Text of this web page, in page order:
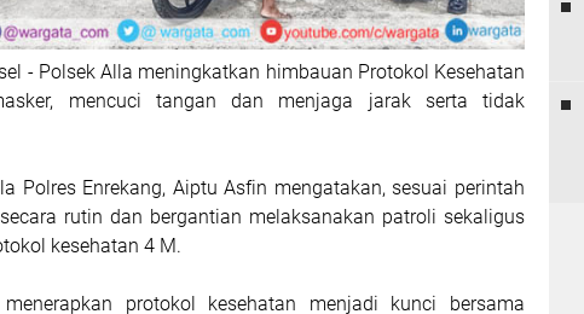
- Polsek Alla meningkatkan himbauan Protokol Kesehatan
mencuci tangan dan menjaga jarak serta tidak
Polres Enrekang, Aiptu Asfin mengatakan, sesuai perintah
rutin dan bergantian melaksanakan patroli sekaligus
kesehatan 4 M.
protokol kesehatan menjadi kunci bersama